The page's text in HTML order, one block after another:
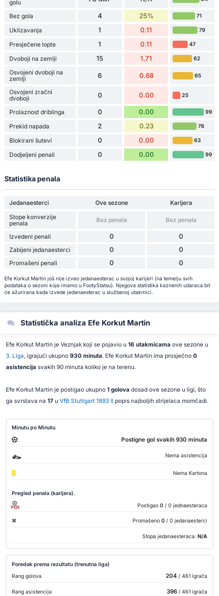
golu
Bez gola 4 25% 71
Uklizavanja 1 0.11 79
Presječene lopte 1 0.11 47
Dvoboji na zemlji 15 1.71 62
Osvojeni dvoboji na
zemlji
6 0.68 65
Osvojeni zračni
dvoboji
0 0.00 25
Prolaznost driblinga 0 0.00 99
Prekid napada 2 0.23 76
Blokirani šutevi 0 0.00 63
Dodjeljeni penali 0 0.00 99
Statistika penala
Jedanaesterci Ove sezone
Karijera
Stope konverzije
penala
Bez penala Bez penala
Izvedeni penali 0 0
Zabijeni jedanaesterci 0 0
Promašeni penali 0 0
Efe Korkut Martin još nije izveo jedanaesterac u svojoj karijeri (na temelju svih
podataka o sezoni koje imamo u FootyStatsu). Njegova statistika kaznenih udaraca bit
će ažurirana kada izvede jedanaesterac u službenoj utakmici.
Statistička analiza Efe Korkut Martin
Efe Korkut Martin je Veznjak koji se pojavio u 16 utakmicama ove sezone u
3. Liga, igrajući ukupno 930 minuta. Efe Korkut Martin ima prosječno 0
asistencija svakih 90 minuta koliko je na terenu.
Efe Korkut Martin je postigao ukupno 1 golova dosad ove sezone u ligi, što
ga svrstava na 17u VfB Stuttgart 1893 II popis najboljih strijelaca momčadi.
Minutu po Minutu
Postigne gol svakih 930 minuta
Nema asistencija
Nema Kartona
Pregled penala (karijera).
PEN Postigao 0 / 0 jednaesteraca
Promašeno 0 / 0 jedanaesterci
Stopa jedanaesteraca: N/A
Poredak prema rezultatu (trenutna liga)
Rang golova
204/ 461 Igrača
Rang asistencija 396/ 461 igrača